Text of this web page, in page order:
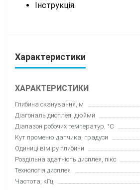
Інструкція.
Характеристики
ХАРАКТЕРИСТИКИ
Глибина сканування, м
Діагональ дисплея, дюйми
Діапазон робочих температур, °C
Кут променю датчика, градуси
Одиниці віміру глибини
Роздільна здатність дисплея, пікс
Технологія дисплея
Частота, кГц